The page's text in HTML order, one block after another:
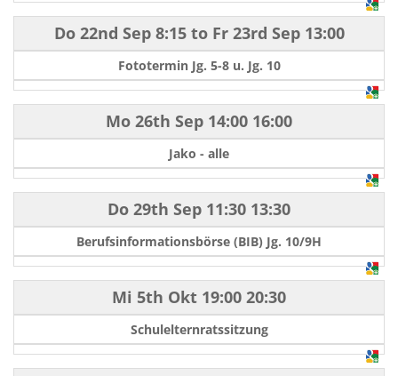
Do 22nd Sep8:15 to Fr 23rd Sep13:00
Fototermin Jg. 5-8 u. Jg. 10
Mo 26th Sep 14:00 16:00
Jako - alle
Do 29th Sep 11:30 13:30
Berufsinformationsbörse (BIB) Jg. 10/9H
Mi 5th Okt 19:00 20:30
Schulelternratssitzung